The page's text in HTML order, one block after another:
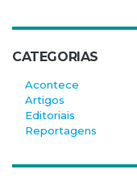
CATEGORIAS
Acontece
Artigos
Editoriais
Reportagens